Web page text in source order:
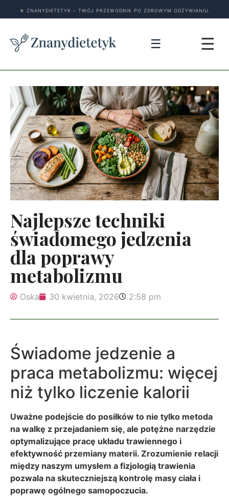
★ ZNANYDIETETYK – TWÓJ PRZEWODNIK PO ZDROWYM ODŻYWIANIU.
☰ ☰
Najlepsze techniki
świadomego jedzenia
dla poprawy
metabolizmu
Oska 30 kwietnia, 2026 2:58 pm
Świadome jedzenie a
praca metabolizmu: więcej
niż tylko liczenie kalorii
Uważne podejście do posiłków to nie tylko metoda
na walkę z przejadaniem się, ale potężne narzędzie
optymalizujące pracę układu trawiennego i
efektywność przemiany materii. Zrozumienie relacji
między naszym umysłem a fizjologią trawienia
pozwala na skuteczniejszą kontrolę masy ciała i
poprawę ogólnego samopoczucia.